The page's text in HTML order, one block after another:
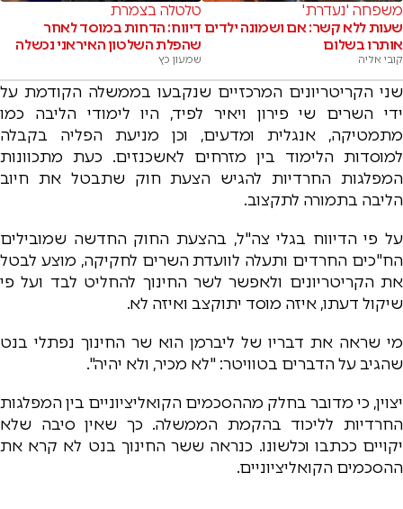
משפחה 'נעדרת'
שעות ללא קשר: אם ושמונה ילדים
אותרו בשלום
קובי אליה
טלטלה בצמרת
דיווח: הדחות במוסד לאחר
שהפלת השלטון האיראני נכשלה
שמעון כץ
שני הקריטריונים המרכזיים שנקבעו בממשלה הקודמת על
ידי השרים שי פירון ויאיר לפיד, היו לימודי הליבה כמו
מתמטיקה, אנגלית ומדעים, וכן מניעת הפליה בקבלה
למוסדות הלימוד בין מזרחים לאשכנזים. כעת מתכוונות
המפלגות החרדיות להגיש הצעת חוק שתבטל את חיוב
הליבה בתמורה לתקצוב.
על פי הדיווח בגלי צה"ל, בהצעת החוק החדשה שמובילים
הח"כים החרדים ותעלה לוועדת השרים לחקיקה, מוצע לבטל
את הקריטריונים ולאפשר לשר החינוך להחליט לבד ועל פי
שיקול דעתו, איזה מוסד יתוקצב ואיזה לא.
מי שראה את דבריו של ליברמן הוא שר החינוך נפתלי בנט
שהגיב על הדברים בטוויטר: "לא מכיר, ולא יהיה".
יצוין, כי מדובר בחלק מההסכמים הקואליציוניים בין המפלגות
החרדיות לליכוד בהקמת הממשלה. כך שאין סיבה שלא
יקויים ככתבו וכלשונו. כנראה ששר החינוך בנט לא קרא את
ההסכמים הקואליציוניים.